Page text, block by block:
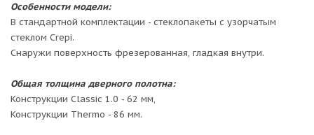
Особенности модели:
В стандартной комплектации - стеклопакеты с узорчатым
стеклом Crepi.
Снаружи поверхность фрезерованная, гладкая внутри.
Общая толщина дверного полотна:
Конструкции Classic 1.0 - 62 мм,
Конструкции Thermo - 86 мм.